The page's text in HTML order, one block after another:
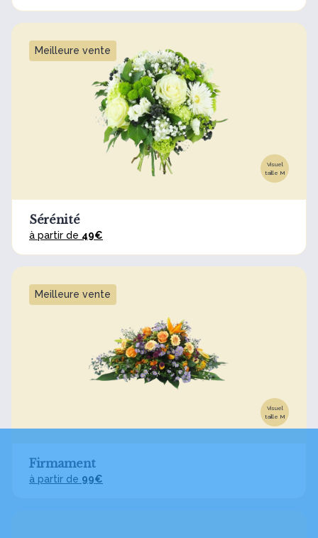
Meilleure vente
Visuel
taille M
Sérénité
à partir de 49€
Meilleure vente
Visuel
taille M
Firmament
à partir de 99€